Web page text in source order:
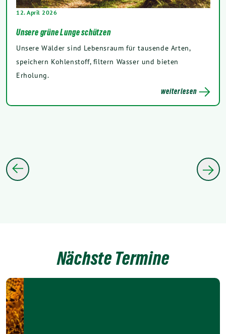
12. April 2026
Unsere grüne Lunge schützen
Unsere Wälder sind Lebensraum für tausende Arten,
speichern Kohlenstoff, filtern Wasser und bieten
Erholung.
weiterlesen
Nächste Termine